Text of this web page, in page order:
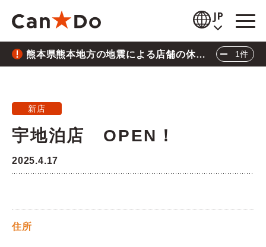
JP
閲覧補助
商品情報
店舗検索
公式通販
熊本県熊本地方の地震による店舗の休業
について
1件
熊本県熊本地方の地震による店舗の休業につい
新店
宇地泊店 OPEN！
2025.4.17
住所